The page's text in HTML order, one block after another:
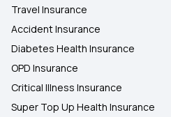
Travel Insurance
Accident Insurance
Diabetes Health Insurance
OPD Insurance
Critical Illness Insurance
Super Top Up Health Insurance